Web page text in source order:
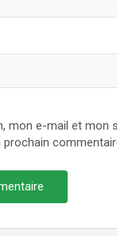
mon e-mail et mon